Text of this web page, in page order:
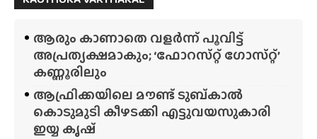
ആരും കാണാതെ വളർന്ന് പൂവിട്ട്
അപ്രത്യക്ഷമാകും; ‘ഫോറസ്‌റ്റ്‌ ഗോസ്‌റ്റ്’
കണ്ണൂരിലും
ആഫ്രിക്കയിലെ മൗണ്ട് ടുബ്‌കാൽ
കൊടുമുടി കീഴടക്കി എട്ടുവയസുകാരി
ഇയ്യ കൃഷ്